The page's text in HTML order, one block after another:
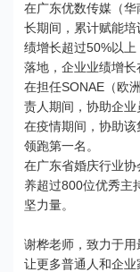
在广东优数传媒（
长期间，累计赋能
绩增长超过50%以
落地，企业业绩增长
在担任SONAE（欧
责人期间，协助企业
在疫情期间，协助
领跑第一名。
在广东省婚庆行业
养超过800位优秀主
坚力量。
谢桦老师，致力于用
让更多普通人和企